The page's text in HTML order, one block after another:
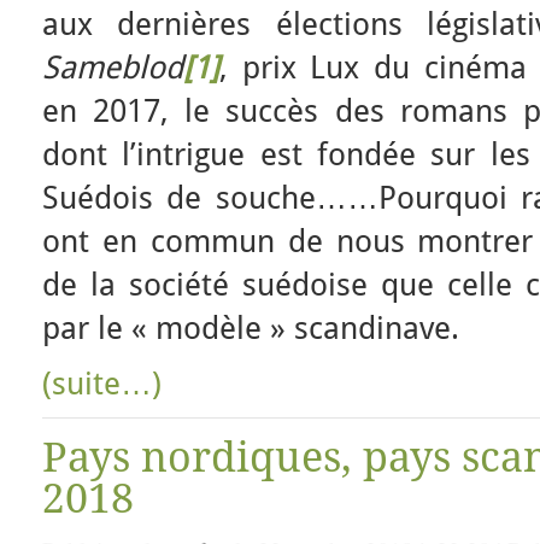
aux dernières élections
Sameblod[1], prix Lux du cinéma
en 2017, le succès des romans
dont l’intrigue est fondée sur
Suédois de souche……Pourquoi
ont en commun de nous
de la société suédoise que celle
par le « modèle » scandinave.
(suite…)
Pays nordiques, pays
2018